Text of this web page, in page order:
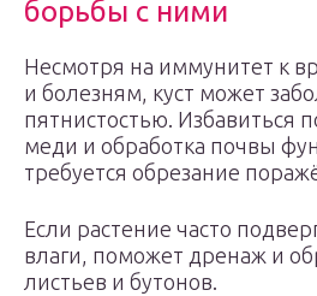
борьбы с ними
Несмотря на иммунитет к
и болезням, куст может
пятнистостью. Избавиться
меди и обработка почвы
требуется обрезание
Если растение часто
влаги, поможет дренаж и
листьев и бутонов.